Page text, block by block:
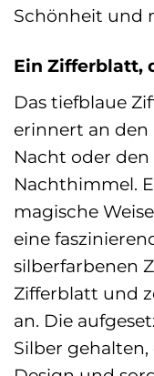
Schönheit und
Ein Zifferblatt,
Das tiefblaue
erinnert an den
Nacht oder
Nachthimmel.
magische
eine
silberfarbenen
Zifferblatt und
an. Die
Silber